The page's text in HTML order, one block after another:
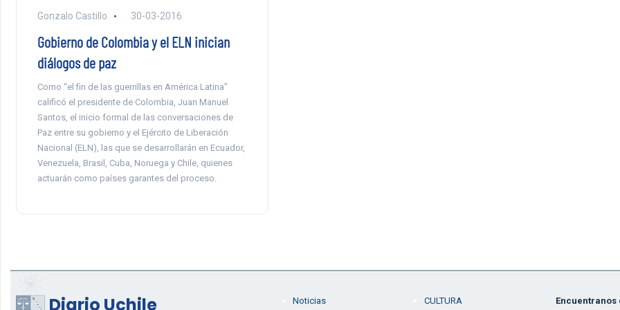
Gonzalo Castillo 30-03-2016
Gobierno de Colombia y el ELN inician
diálogos de paz
Como “el fin de las guerrillas en América Latina”
calificó el presidente de Colombia, Juan Manuel
Santos, el inicio formal de las conversaciones de
Paz entre su gobierno y el Ejército de Liberación
Nacional (ELN), las que se desarrollarán en Ecuador,
Venezuela, Brasil, Cuba, Noruega y Chile, quienes
actuarán como países garantes del proceso.
Diario Uchile Noticias CULTURA Encuentranos